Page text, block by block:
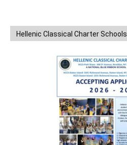
Hellenic Classical Charter Schools